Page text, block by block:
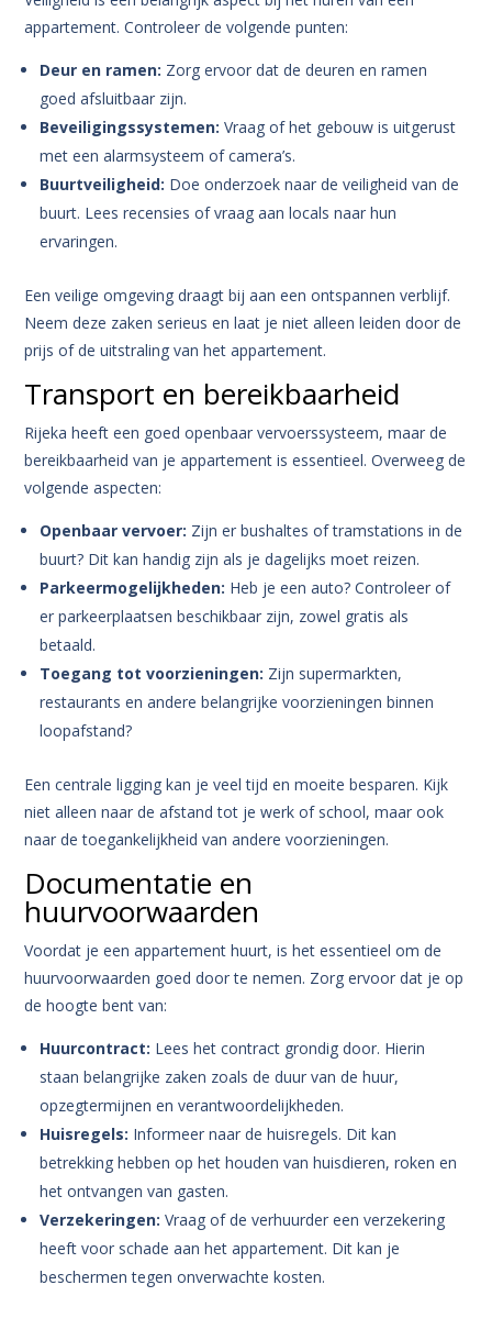
appartement. Controleer de volgende punten:
Deur en ramen: Zorg ervoor dat de deuren en ramen
goed afsluitbaar zijn.
Beveiligingssystemen: Vraag of het gebouw is uitgerust
met een alarmsysteem of camera’s.
Buurtveiligheid: Doe onderzoek naar de veiligheid van de
buurt. Lees recensies of vraag aan locals naar hun
ervaringen.
Een veilige omgeving draagt bij aan een ontspannen verblijf.
Neem deze zaken serieus en laat je niet alleen leiden door de
prijs of de uitstraling van het appartement.
Transport en bereikbaarheid
Rijeka heeft een goed openbaar vervoerssysteem, maar de
bereikbaarheid van je appartement is essentieel. Overweeg de
volgende aspecten:
Openbaar vervoer: Zijn er bushaltes of tramstations in de
buurt? Dit kan handig zijn als je dagelijks moet reizen.
Parkeermogelijkheden: Heb je een auto? Controleer of
er parkeerplaatsen beschikbaar zijn, zowel gratis als
betaald.
Toegang tot voorzieningen: Zijn supermarkten,
restaurants en andere belangrijke voorzieningen binnen
loopafstand?
Een centrale ligging kan je veel tijd en moeite besparen. Kijk
niet alleen naar de afstand tot je werk of school, maar ook
naar de toegankelijkheid van andere voorzieningen.
Documentatie en
huurvoorwaarden
Voordat je een appartement huurt, is het essentieel om de
huurvoorwaarden goed door te nemen. Zorg ervoor dat je op
de hoogte bent van:
Huurcontract: Lees het contract grondig door. Hierin
staan belangrijke zaken zoals de duur van de huur,
opzegtermijnen en verantwoordelijkheden.
Huisregels: Informeer naar de huisregels. Dit kan
betrekking hebben op het houden van huisdieren, roken en
het ontvangen van gasten.
Verzekeringen: Vraag of de verhuurder een verzekering
heeft voor schade aan het appartement. Dit kan je
beschermen tegen onverwachte kosten.